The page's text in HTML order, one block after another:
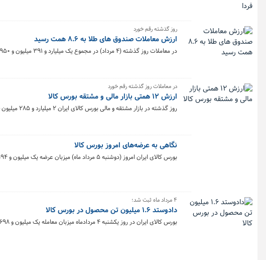
روز گذشته رقم خورد
ارزش معاملات صندوق های طلا به ۸.۶ همت رسید
در معاملات روز گذشته (۴ مرداد) در مجموع یک میلیارد و ۳۹۱ میلیون و ۹۵۰ هزار و ۲۱۶ واحد صندوق‌ طلا به ارزش ۸.۶ همت در بورس کالا معامله شد.
در معاملات روز گذشته رقم خورد
ارزش ۱۲ همتی بازار مالی و مشتقه بورس کالا
روز گذشته در بازار مشتقه و مالی بورس کالای ایران ۲ میلیارد و ۲۸۵ میلیون قرارداد به ارزش ۱۲ هزار میلیارد تومان منعقد شد.
نگاهی به عرضه‌های امروز بورس کالا
بورس کالای ایران امروز (دوشنبه ۵ مرداد ماه) میزبان عرضه یک میلیون و ۵۹۴ هزار و ۵۱۹ تن انواع محصول است.
۴ مرداد ماه ثبت شد؛
دادوستد ۱.۶ میلیون تن محصول در بورس کالا
بورس کالای ایران در روز یکشنبه ۴ مردادماه میزبان معامله یک میلیون و ۶۹۸ هزار و ۲۱۵ تن محصول بود. تالار سیمان با ثبت حجم معامله ۸۹۲ هزار تنی پیشتاز معاملات شد.